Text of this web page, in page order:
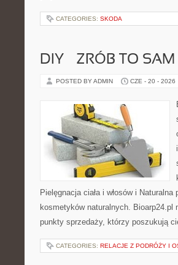
CATEGORIES: SKODA
DIY – ZRÓB TO SAM
POSTED BY ADMIN CZE - 20 - 2026
Pielęgnacja ciała i włosów i
kosmetyków naturalnych.
punkty sprzedaży, którzy poszukują
CATEGORIES: RELACJE Z PODRÓŻY I